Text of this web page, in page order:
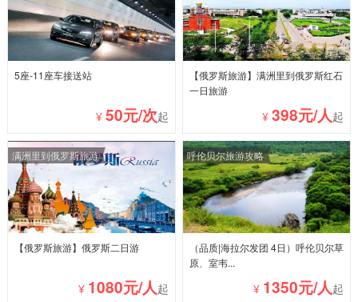
5座-11座车接送站
¥ 50元/次起
【俄罗斯旅游】满洲里到俄罗斯红石
一日旅游
¥ 398元/人起
满洲里到俄罗斯旅游
【俄罗斯旅游】俄罗斯二日游
¥ 1080元/人 起
呼伦贝尔旅游攻略
（品质|海拉尔发团 4日）呼伦贝尔草
原、室韦...
¥ 1350元/人 起